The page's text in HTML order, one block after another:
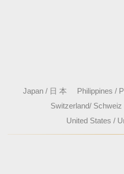
Japan / 日 本 Philippines /
Switzerland/ Schweiz
United States /